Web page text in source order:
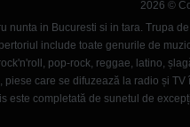
2026 ©
nunta in Bucuresti si in tara. Trupa
include toate genurile de
pop-rock, reggae, latino,
piese care se difuzează la radio și
este completată de sunetul de